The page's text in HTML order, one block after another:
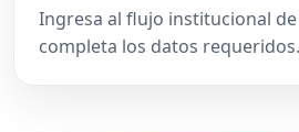
Ingresa al flujo institucional
completa los datos requeridos.